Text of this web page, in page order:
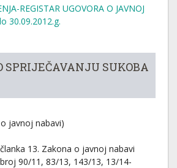
REGISTAR UGOVORA O JAVNOJ
30.09.2012.g.
SPRIJEČAVANJU SUKOBA
javnoj nabavi)
13. Zakona o javnoj nabavi
90/11, 83/13, 143/13, 13/14-